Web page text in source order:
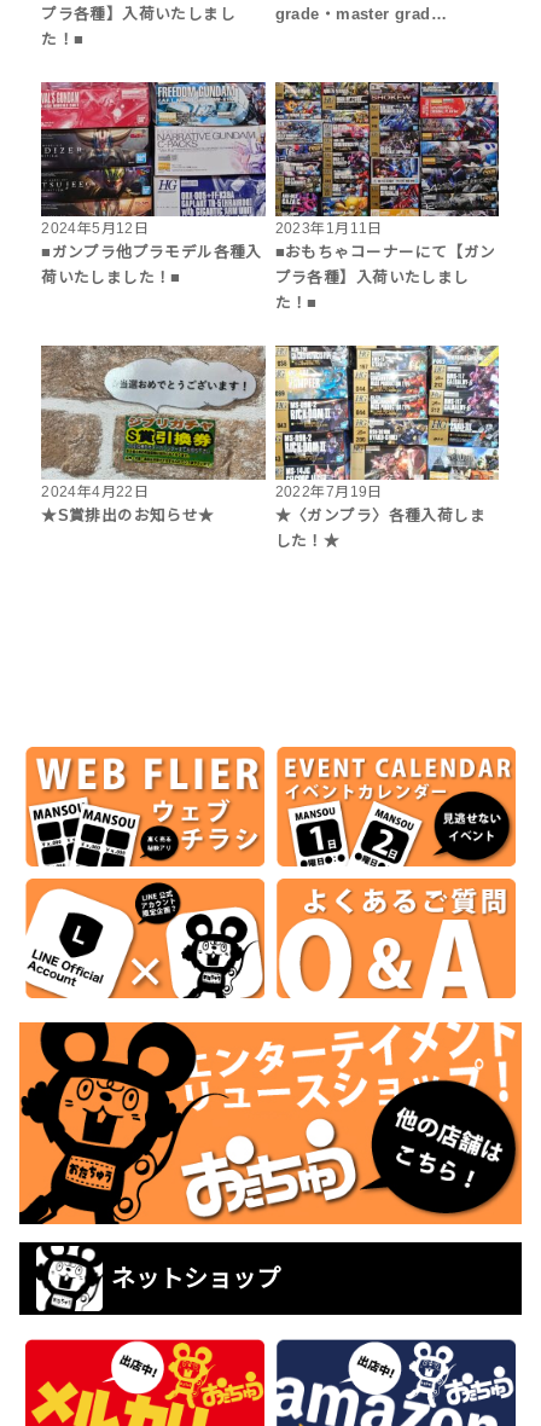
プラ各種】入荷いたしまし
た！■
grade・master grad…
2024年5月12日
■ガンプラ他プラモデル各種入
荷いたしました！■
2023年1月11日
■おもちゃコーナーにて【ガン
プラ各種】入荷いたしまし
た！■
2024年4月22日
★S賞排出のお知らせ★
2022年7月19日
★〈ガンプラ〉各種入荷しま
した！★
ネットショップ